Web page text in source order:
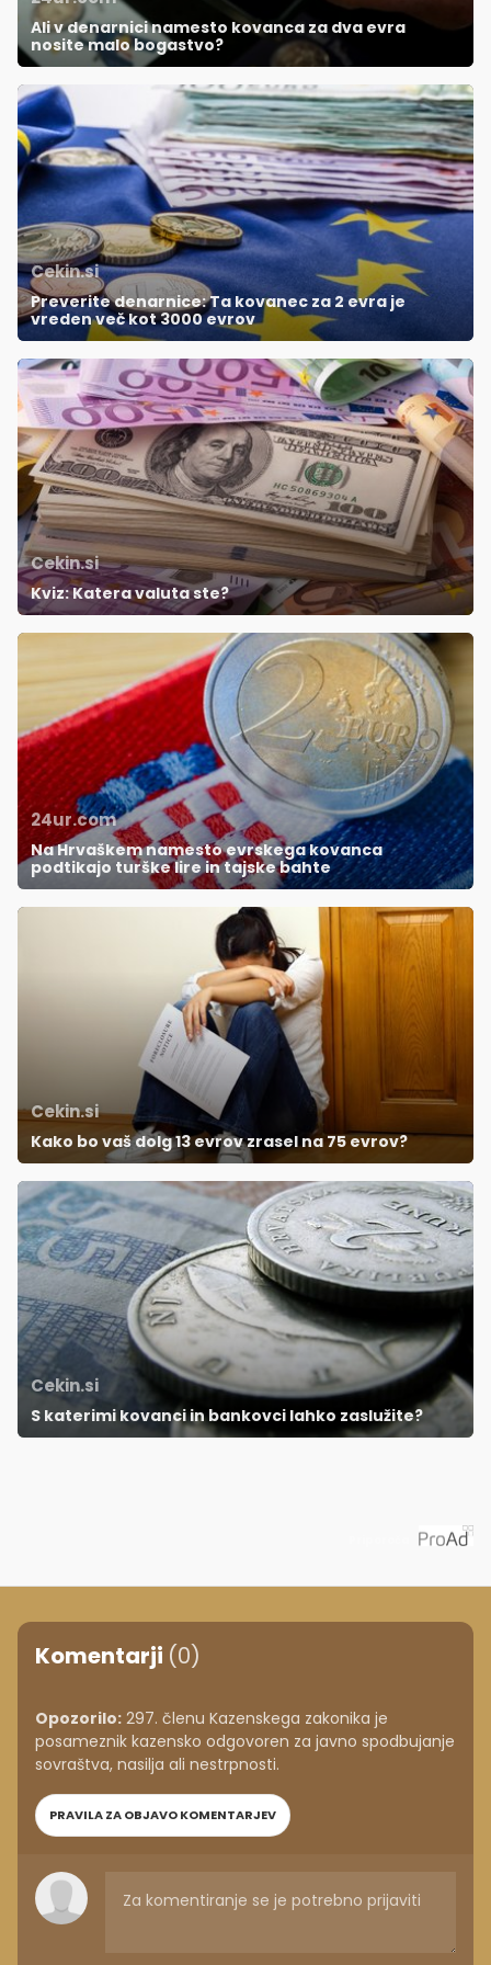
Ali v denarnici namesto kovanca za dva evra
nosite malo bogastvo?
Cekin.si
Preverite denarnice: Ta kovanec za 2 evra je
vreden več kot 3000 evrov
Cekin.si
Kviz: Katera valuta ste?
24ur.com
Na Hrvaškem namesto evrskega kovanca
podtikajo turške lire in tajske bahte
Cekin.si
Kako bo vaš dolg 13 evrov zrasel na 75 evrov?
Cekin.si
S katerimi kovanci in bankovci lahko zaslužite?
Komentarji (0)
Opozorilo: 297. členu Kazenskega zakonika je
posameznik kazensko odgovoren za javno spodbujanje
sovraštva, nasilja ali nestrpnosti.
PRAVILA ZA OBJAVO KOMENTARJEV